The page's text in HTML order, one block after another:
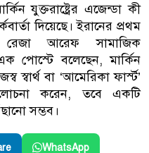
যুক্তরাষ্ট্রের এজেন্ডা কী
দিয়েছে। ইরানের প্রথম
রেজা আরেফ সামাজিক
পোস্টে বলেছেন, মার্কিন
স্বার্থ বা ‘আমেরিকা ফার্স্ট’
করেন, তবে একটি
সম্ভব।
WhatsApp